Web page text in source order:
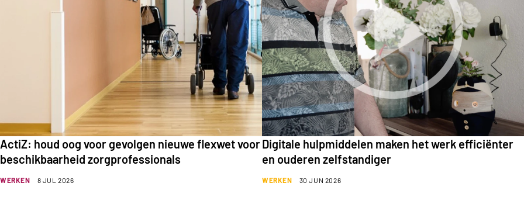
WERKEN 8 JUL 2026
ActiZ: houd oog voor gevolgen nieuwe flexwet voor
beschikbaarheid zorgprofessionals
WERKEN 30 JUN 2026
Digitale hulpmiddelen maken het werk efficiënter
en ouderen zelfstandiger